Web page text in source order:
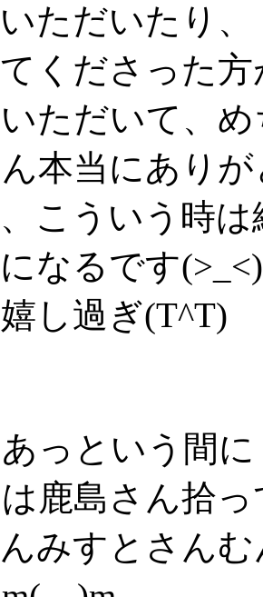
ただいたり、
くださった
ただいて、
本当にあり
こういう時
なるです(>_<)
し過ぎ(T^T)
っという間
鹿島さん拾
みすとさん